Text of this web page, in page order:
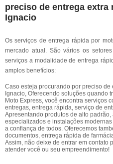
preciso de entrega extra
Ignacio
Os serviços de entrega rápida por
mercado atual. São vários os
serviços a modalidade de entrega
amplos benefícios:
Caso esteja procurando por preciso
Ignacio, Oferecendo soluções quando
Moto Express, você encontra serviços
entregas, entrega rápida, serviço de
Apresentando produtos de alto
especializados e instalações
a confiança de todos. Oferecemos
documentos, entrega rápida de
Assim, não deixe de entrar em contato
atender você ou seu empreendimento!